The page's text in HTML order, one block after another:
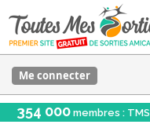
Me connecter
354 000 membres : TMS